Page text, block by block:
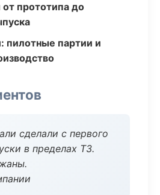
прототипа до
пилотные партии и
сделали с первого
в пределах ТЗ.